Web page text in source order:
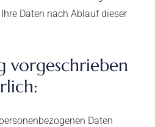
Daten nach Ablauf dieser
vorgeschrieben
Daten